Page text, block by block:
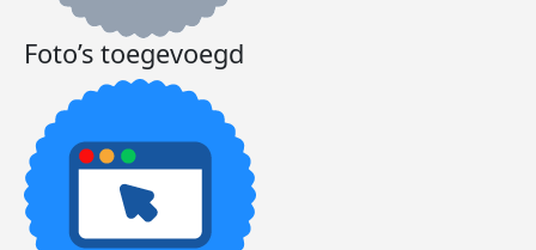
Foto’s toegevoegd